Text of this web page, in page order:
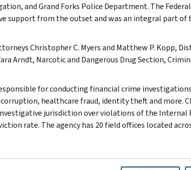
and Grand Forks Police Department. The
support from the outset and was an integral part of
Christopher C. Myers and Matthew P. Kopp,
Arndt, Narcotic and Dangerous Drug Section,
for conducting financial crime
healthcare fraud, identity theft and more.
jurisdiction over violations of the Internal
rate. The agency has 20 field offices located